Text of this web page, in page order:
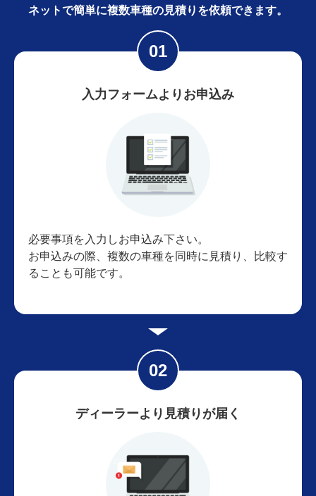
ネットで簡単に複数車種の見積りを依頼できます。
入力フォームよりお申込み
必要事項を入力しお申込み下さい。
お申込みの際、複数の車種を同時に見積り、比較す
ることも可能です。
ディーラーより見積りが届く